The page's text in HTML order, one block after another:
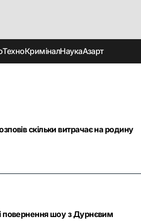
ТехноКриміналНаукаАзарт
скільки витрачає на родину
повернення шоу з Дурнєвим